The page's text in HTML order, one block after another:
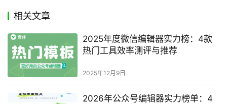
相关文章
2025年度微信编辑器实力榜：4款
热门工具效率测评与推荐
2025年12月9日
2026年公众号编辑器实力榜单：4